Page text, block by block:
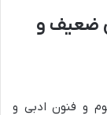
ضعیف و
و فنون ادبی و